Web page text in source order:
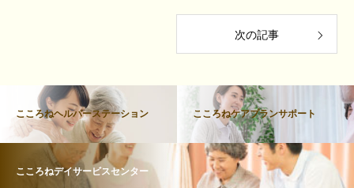
次の記事
こころねヘルパーステーション こころねケアプランサポート
こころねデイサービスセンター